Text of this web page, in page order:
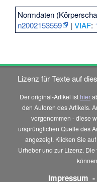
Normdaten
n2002153559
|VIAF:
Lizenz für Texte auf
Der original-Artikel ist hier
den Autoren des Artikels.
vorgenommen - diese
ursprünglichen Quelle des
angezeigt. Klicken Sie
Urheber und zur Lizenz.
Impressum -